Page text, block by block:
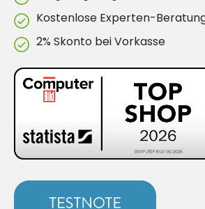
Kostenlose Experten-
2% Skonto bei Vorkasse